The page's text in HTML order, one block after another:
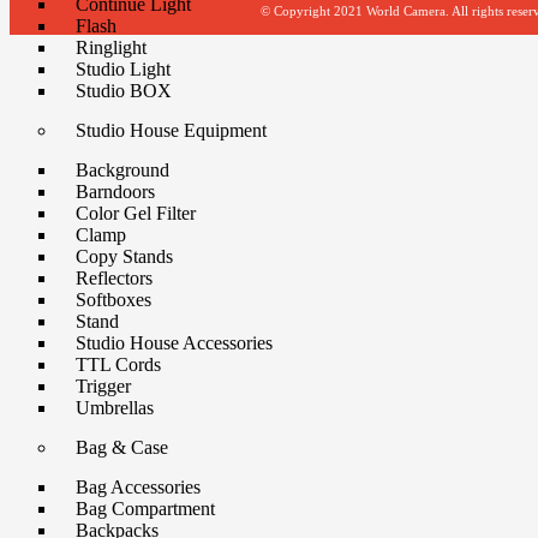
Continue Light
Flash
Ringlight
Studio Light
Studio BOX
Studio House Equipment
Background
Barndoors
Color Gel Filter
Clamp
Copy Stands
Reflectors
Softboxes
Stand
Studio House Accessories
TTL Cords
Trigger
Umbrellas
Bag & Case
Bag Accessories
Bag Compartment
Backpacks
© Copyright 2021 World Camera. All rights